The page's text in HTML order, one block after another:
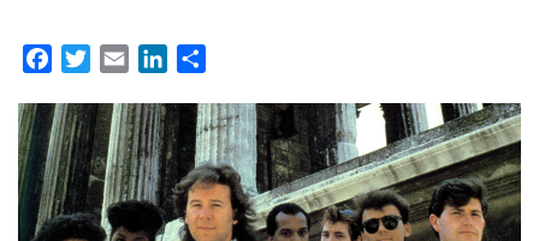
FacebookTwitterEmail LinkedIn